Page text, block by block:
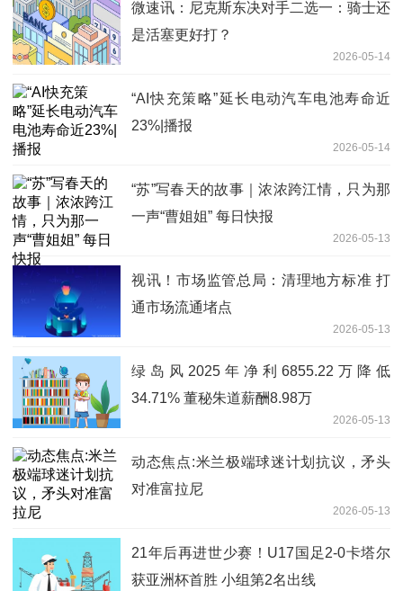
微速讯：尼克斯东决对手二选一：骑士还
是活塞更好打？
2026-05-14
“AI快充策略”延长电动汽车电池寿命近
23%|播报
2026-05-14
“苏”写春天的故事｜浓浓跨江情，只为那
一声“曹姐姐” 每日快报
2026-05-13
视讯！市场监管总局：清理地方标准 打
通市场流通堵点
2026-05-13
绿岛风2025年净利6855.22万降低
34.71% 董秘朱道薪酬8.98万
2026-05-13
动态焦点:米兰极端球迷计划抗议，矛头
对准富拉尼
2026-05-13
21年后再进世少赛！U17国足2-0卡塔尔
获亚洲杯首胜 小组第2名出线